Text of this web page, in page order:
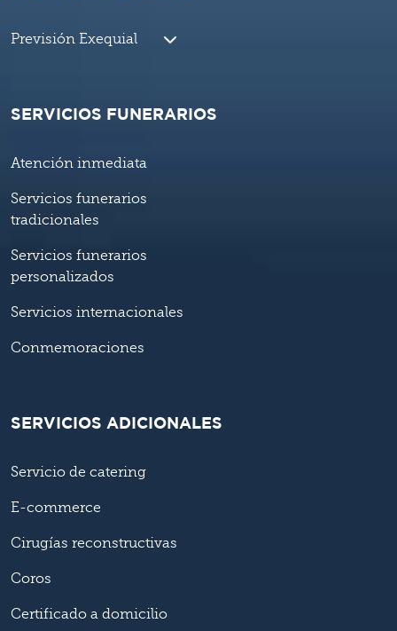
Previsión Exequial
SERVICIOS FUNERARIOS
Atención inmediata
Servicios funerarios
tradicionales
Servicios funerarios
personalizados
Servicios internacionales
Conmemoraciones
SERVICIOS ADICIONALES
Servicio de catering
E-commerce
Cirugías reconstructivas
Coros
Certificado a domicilio